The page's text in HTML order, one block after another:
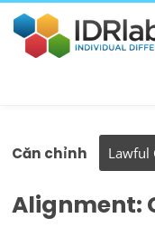
Căn chỉnh Lawful
Alignment: